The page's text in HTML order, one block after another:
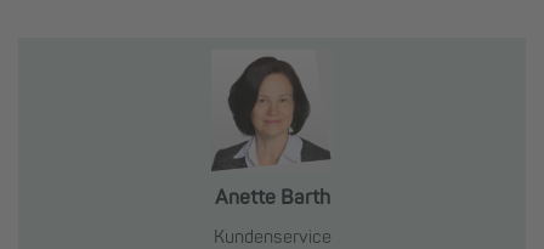
Anette Barth
Kundenservice